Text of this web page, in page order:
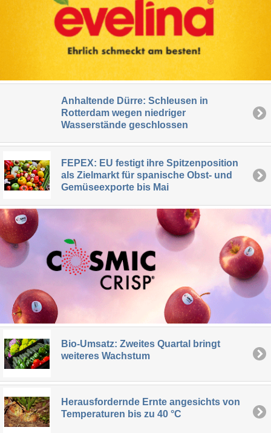
Anhaltende Dürre: Schleusen in
Rotterdam wegen niedriger
Wasserstände geschlossen
FEPEX: EU festigt ihre Spitzenposition
als Zielmarkt für spanische Obst- und
Gemüseexporte bis Mai
Bio-Umsatz: Zweites Quartal bringt
weiteres Wachstum
Herausfordernde Ernte angesichts von
Temperaturen bis zu 40 °C